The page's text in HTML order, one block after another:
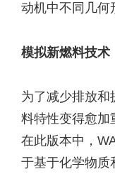
动机中不同几何
模拟新燃料技术
为了减少排放和
料特性变得愈加
在此版本中，
于基于化学物质